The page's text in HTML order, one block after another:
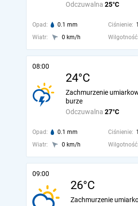
Odczuwalna 25°C
Opad: 0.1 mm Ciśnienie:
Wiatr:
0 km/h Wilgotność:
08:00
24°C
Odczuwalna 27°C
Zachmurzenie
burze
Opad: 0.1 mm Ciśnienie:
Wiatr:
0 km/h Wilgotność:
09:00
26°C
Zachmurzenie